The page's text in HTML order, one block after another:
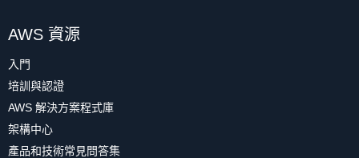
AWS 資源
入門
培訓與認證
AWS 解決方案程式庫
架構中心
產品和技術常見問答集